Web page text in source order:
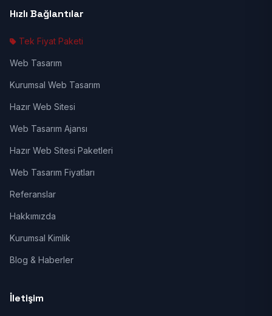
Hızlı Bağlantılar
Tek Fiyat Paketi
Web Tasarım
Kurumsal Web Tasarım
Hazır Web Sitesi
Web Tasarım Ajansı
Hazır Web Sitesi Paketleri
Web Tasarım Fiyatları
Referanslar
Hakkımızda
Kurumsal Kimlik
Blog & Haberler
İletişim